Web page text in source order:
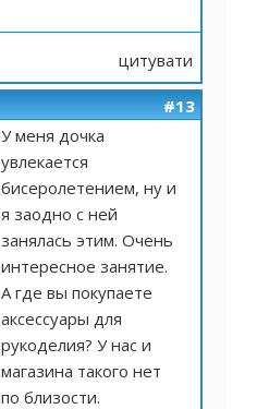
цитувати
#13
У меня дочка
увлекается
бисеролетением, ну и
я заодно с ней
занялась этим. Очень
интересное занятие.
А где вы покупаете
аксессуары для
рукоделия? У нас и
магазина такого нет
по близости.